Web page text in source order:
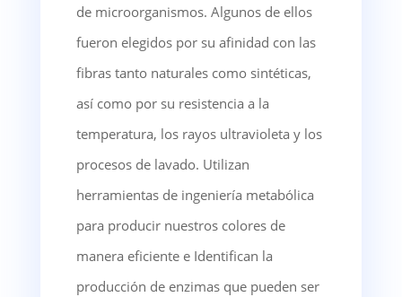
de microorganismos. Algunos de ellos
fueron elegidos por su afinidad con las
fibras tanto naturales como sintéticas,
así como por su resistencia a la
temperatura, los rayos ultravioleta y los
procesos de lavado. Utilizan
herramientas de ingeniería metabólica
para producir nuestros colores de
manera eficiente e Identifican la
producción de enzimas que pueden ser